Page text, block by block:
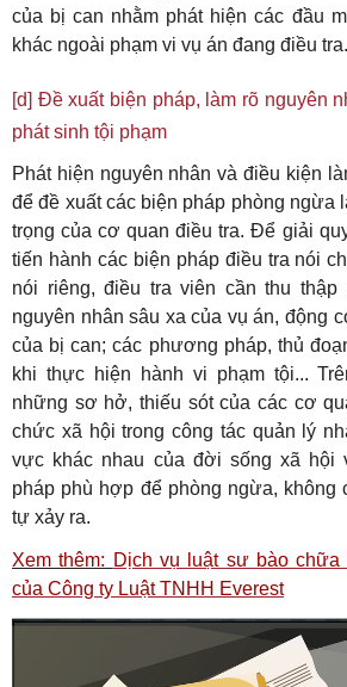
của bị can nhằm phát hiện các đầu
khác ngoài phạm vi vụ án đang điều tra.
[d] Đề xuất biện pháp, làm rõ nguyên
phát sinh tội phạm
Phát hiện nguyên nhân và điều kiện
để đề xuất các biện pháp phòng ngừa
trọng của cơ quan điều tra. Để giải
tiến hành các biện pháp điều tra nói
nói riêng, điều tra viên cần thu
nguyên nhân sâu xa của vụ án, động
của bị can; các phương pháp, thủ
khi thực hiện hành vi phạm tội...
những sơ hở, thiếu sót của các cơ
chức xã hội trong công tác quản lý
vực khác nhau của đời sống xã hội
pháp phù hợp để phòng ngừa, không
tự xảy ra.
Xem thêm: Dịch vụ luật sư bào
của Công ty Luật TNHH Everest